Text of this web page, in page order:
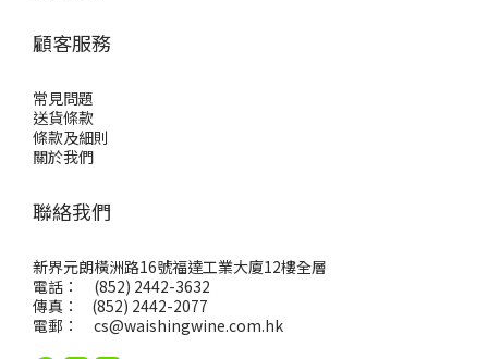
顧客服務
常見問題
送貨條款
條款及細則
關於我們
聯絡我們
新界元朗橫洲路16號福達工業大廈12樓全層
電話： (852) 2442-3632
傳真： (852) 2442-2077
電郵： cs@waishingwine.com.hk